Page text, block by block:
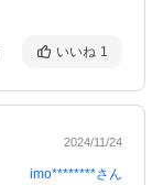
いいね 1
2024/11/24
imo********さん